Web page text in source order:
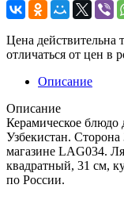
Цена действительна
отличаться от цен в
Описание
Описание
Керамическое блюдо
Узбекистан. Сторона
магазине LAG034.
квадратный, 31 см,
по России.